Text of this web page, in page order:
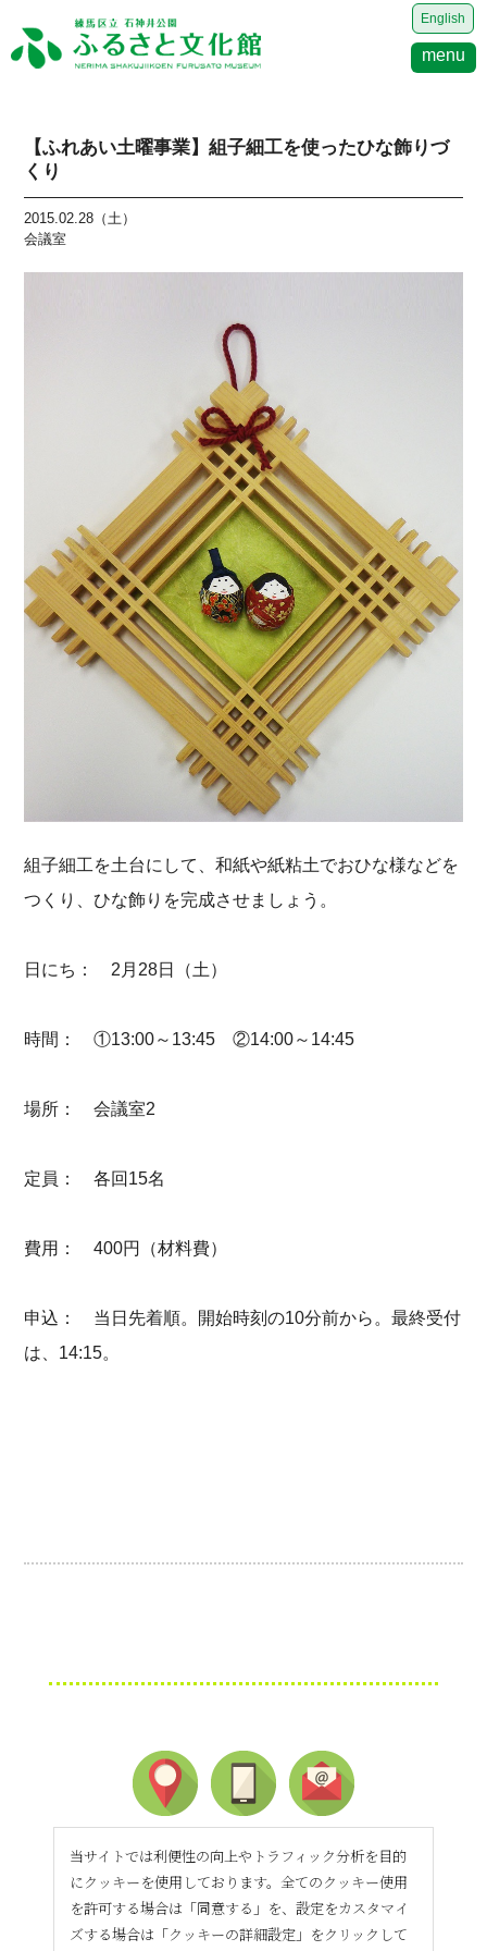
English
menu
【ふれあい土曜事業】組子細工を使ったひな飾りづ
くり
2015.02.28（土）
会議室
組子細工を土台にして、和紙や紙粘土でおひな様などを
つくり、ひな飾りを完成させましょう。
日にち： 2月28日（土）
時間： ①13:00～13:45 ②14:00～14:45
場所： 会議室2
定員： 各回15名
費用： 400円（材料費）
申込： 当日先着順。開始時刻の10分前から。最終受付
は、14:15。
当サイトでは利便性の向上やトラフィック分析を目的
にクッキーを使用しております。全てのクッキー使用
を許可する場合は「同意する」を、設定をカスタマイ
ズする場合は「クッキーの詳細設定」をクリックして